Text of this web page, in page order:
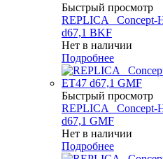
Быстрый просмотр
REPLICA _Concept-
d67,1 BKF
Нет в наличии
Подробнее
Быстрый просмотр
REPLICA _Concept-
d67,1 GMF
Нет в наличии
Подробнее